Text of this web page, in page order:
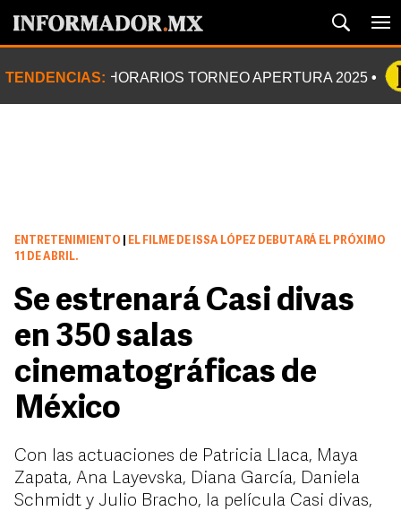
TENDENCIAS: HORARIOS TORNEO APERTURA 2025
ENTRETENIMIENTO
EL FILME DE ISSA LÓPEZ DEBUTARÁ EL PRÓXIMO
11 DE ABRIL.
Se estrenará Casi divas
en 350 salas
cinematográficas de
México
Con las actuaciones de Patricia Llaca, Maya
Zapata, Ana Layevska, Diana García, Daniela
Schmidt y Julio Bracho, la película Casi divas,